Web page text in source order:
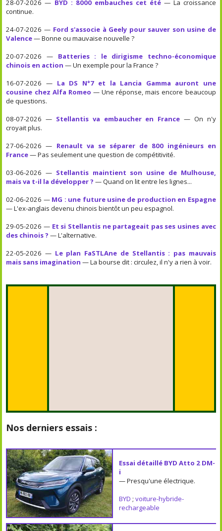
28-07-2026 — BYD : 8000 embauches cet été— La croissance
continue.
24-07-2026 — Ford s'associe à Geely pour sauver son usine de
Valence— Bonne ou mauvaise nouvelle ?
20-07-2026 — Batteries : le dirigisme techno-économique
chinois en action — Un exemple pour la France ?
16-07-2026 — La DS N°7 et la Lancia Gamma auront une
cousine chez Alfa Romeo — Une réponse, mais encore beaucoup
de questions.
08-07-2026 — Stellantis va embaucher en France — On n'y
croyait plus.
27-06-2026 — Renault va se séparer de 800 ingénieurs en
France— Pas seulement une question de compétitivité.
03-06-2026 — Stellantis maintient son usine de Mulhouse,
mais va t-il la développer ? — Quand on lit entre les lignes...
02-06-2026 — MG : une future usine de production en Espagne
— L'ex-anglais devenu chinois bientôt un peu espagnol.
29-05-2026 — Et si Stellantis ne partageait pas ses usines avec
des chinois ? — L'alternative.
22-05-2026 — Le plan FaSTLAne de Stellantis : pas mauvais
mais sans imagination — La bourse dit : circulez, il n'y a rien à voir.
Nos derniers essais :
Essai détaillé BYD Atto 2 DM-
i
— Presqu'une électrique.
BYD ; voiture-hybride-
rechargeable